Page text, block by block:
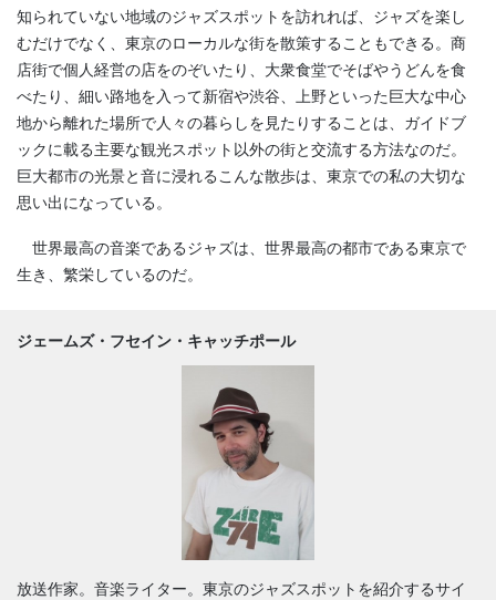
知られていない地域のジャズスポットを訪れれば、ジャズを楽し
むだけでなく、東京のローカルな街を散策することもできる。商
店街で個人経営の店をのぞいたり、大衆食堂でそばやうどんを食
べたり、細い路地を入って新宿や渋谷、上野といった巨大な中心
地から離れた場所で人々の暮らしを見たりすることは、ガイドブ
ックに載る主要な観光スポット以外の街と交流する方法なのだ。
巨大都市の光景と音に浸れるこんな散歩は、東京での私の大切な
思い出になっている。
世界最高の音楽であるジャズは、世界最高の都市である東京で
生き、繁栄しているのだ。
ジェームズ・フセイン・キャッチポール
放送作家。音楽ライター。東京のジャズスポットを紹介するサイ